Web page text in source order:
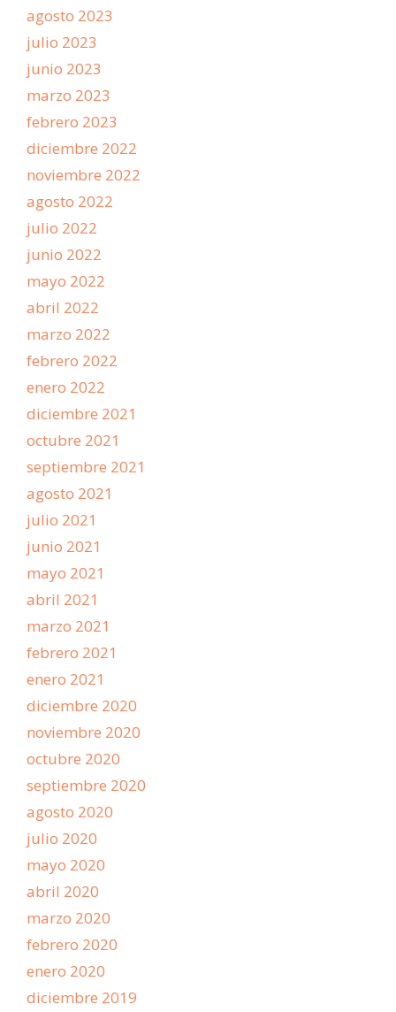
agosto 2023
julio 2023
junio 2023
marzo 2023
febrero 2023
diciembre 2022
noviembre 2022
agosto 2022
julio 2022
junio 2022
mayo 2022
abril 2022
marzo 2022
febrero 2022
enero 2022
diciembre 2021
octubre 2021
septiembre 2021
agosto 2021
julio 2021
junio 2021
mayo 2021
abril 2021
marzo 2021
febrero 2021
enero 2021
diciembre 2020
noviembre 2020
octubre 2020
septiembre 2020
agosto 2020
julio 2020
mayo 2020
abril 2020
marzo 2020
febrero 2020
enero 2020
diciembre 2019